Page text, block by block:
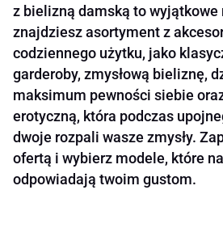
z bielizną damską to wyjątkowe
znajdziesz asortyment z
codziennego użytku, jako
garderoby, zmysłową bieliznę,
maksimum pewności siebie
erotyczną, która podczas
dwoje rozpali wasze zmysły.
ofertą i wybierz modele, które
odpowiadają twoim gustom.